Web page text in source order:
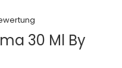
30 Ml By